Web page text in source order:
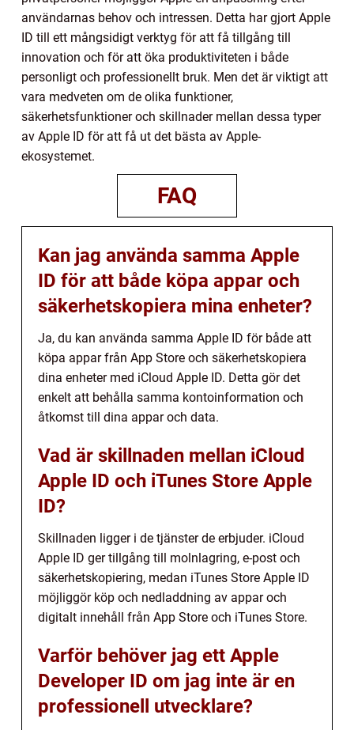
användarnas behov och intressen. Detta har gjort Apple
ID till ett mångsidigt verktyg för att få tillgång till
innovation och för att öka produktiviteten i både
personligt och professionellt bruk. Men det är viktigt att
vara medveten om de olika funktioner,
säkerhetsfunktioner och skillnader mellan dessa typer
av Apple ID för att få ut det bästa av Apple-
ekosystemet.
FAQ
Kan jag använda samma Apple
ID för att både köpa appar och
säkerhetskopiera mina enheter?
Ja, du kan använda samma Apple ID för både att
köpa appar från App Store och säkerhetskopiera
dina enheter med iCloud Apple ID. Detta gör det
enkelt att behålla samma kontoinformation och
åtkomst till dina appar och data.
Vad är skillnaden mellan iCloud
Apple ID och iTunes Store Apple
ID?
Skillnaden ligger i de tjänster de erbjuder. iCloud
Apple ID ger tillgång till molnlagring, e-post och
säkerhetskopiering, medan iTunes Store Apple ID
möjliggör köp och nedladdning av appar och
digitalt innehåll från App Store och iTunes Store.
Varför behöver jag ett Apple
Developer ID om jag inte är en
professionell utvecklare?